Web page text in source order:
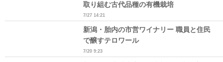
取り組む古代品種の有機栽培
7/27 14:21
新潟・胎内の市営ワイナリー 職員と住民
で醸すテロワール
7/20 9:23